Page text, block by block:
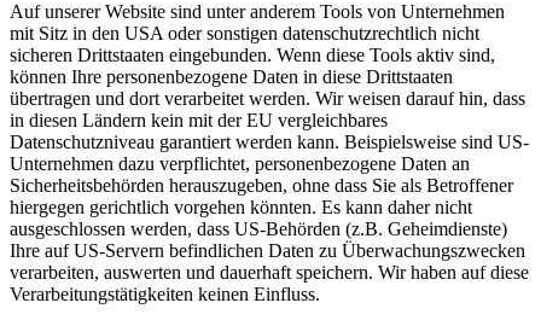
Auf unserer Website sind unter anderem Tools von Unternehmen
mit Sitz in den USA oder sonstigen datenschutzrechtlich nicht
sicheren Drittstaaten eingebunden. Wenn diese Tools aktiv sind,
können Ihre personenbezogene Daten in diese Drittstaaten
übertragen und dort verarbeitet werden. Wir weisen darauf hin, dass
in diesen Ländern kein mit der EU vergleichbares
Datenschutzniveau garantiert werden kann. Beispielsweise sind US-
Unternehmen dazu verpflichtet, personenbezogene Daten an
Sicherheitsbehörden herauszugeben, ohne dass Sie als Betroffener
hiergegen gerichtlich vorgehen könnten. Es kann daher nicht
ausgeschlossen werden, dass US-Behörden (z.B. Geheimdienste)
Ihre auf US-Servern befindlichen Daten zu Überwachungszwecken
verarbeiten, auswerten und dauerhaft speichern. Wir haben auf diese
Verarbeitungstätigkeiten keinen Einfluss.